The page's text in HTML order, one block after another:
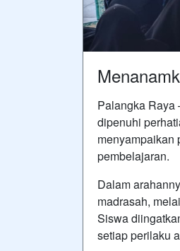
Palangka Raya
dipenuhi
menyampaikan
pembelajaran.
Dalam
madrasah,
Siswa
setiap perilaku